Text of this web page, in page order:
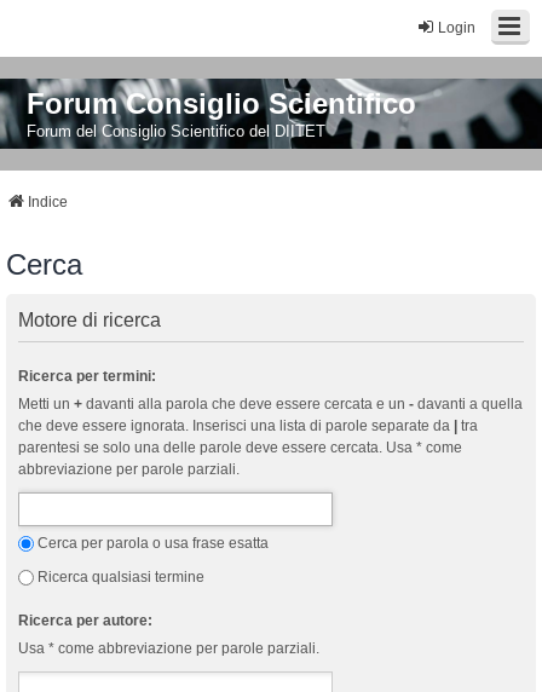
Login
Forum Consiglio Scientifico
Forum del Consiglio Scientifico del DIITET
Indice
Cerca
Motore di ricerca
Ricerca per termini:
Metti un + davanti alla parola che deve essere cercata e un - davanti a quella
che deve essere ignorata. Inserisci una lista di parole separate da
tra
parentesi se solo una delle parole deve essere cercata. Usa * come
abbreviazione per parole parziali.
Cerca per parola o usa frase esatta
Ricerca qualsiasi termine
Ricerca per autore:
Usa * come abbreviazione per parole parziali.